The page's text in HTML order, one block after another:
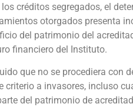
créditos segregados, el
otorgados presenta
del patrimonio del
financiero del Instituto.
que no se procediera con
criterio a invasores, incluso
del patrimonio de